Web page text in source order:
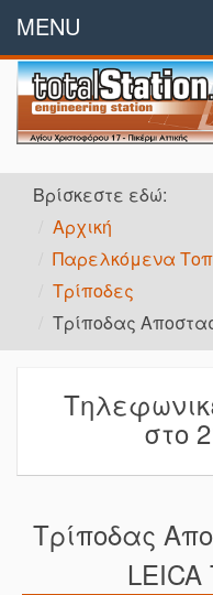
MENU
Βρίσκεστε εδώ:
Αρχική
Παρελκόμενα
Τρίποδες
Τρίποδας
στο
Τρίποδας
LEICA
Προφίλ